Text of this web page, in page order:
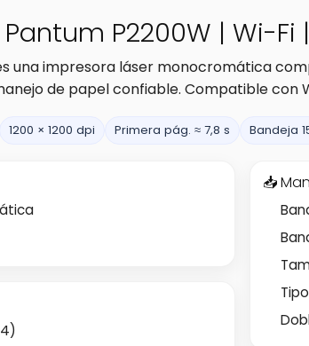
P2200W | Wi-Fi
una impresora láser monocromática
de papel confiable. Compatible con
1200 × 1200 dpi Primera pág. ≈ 7,8 s Bandeja
📥